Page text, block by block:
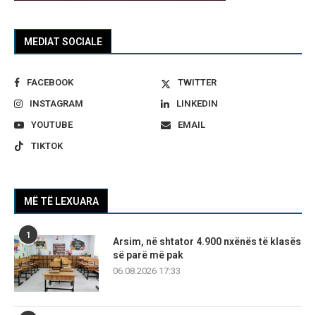
MEDIAT SOCIALE
FACEBOOK
TWITTER
INSTAGRAM
LINKEDIN
YOUTUBE
EMAIL
TIKTOK
MË TË LEXUARA
1
Arsim, në shtator 4.900 nxënës të klasës
së parë më pak
06.08.2026 17:33